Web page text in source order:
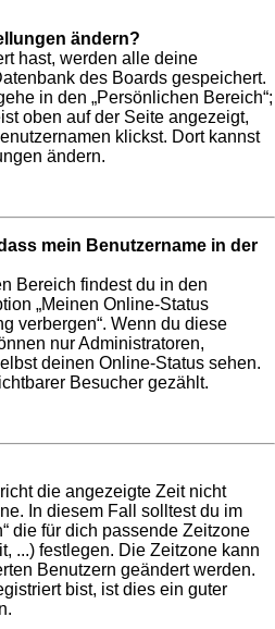
ändern?
hast, werden alle deine
des Boards gespeichert.
in den „Persönlichen Bereich“;
oben auf der Seite angezeigt,
klickst. Dort kannst
ändern.
mein Benutzername in der
Bereich findest du in den
„Meinen Online-Status
verbergen“. Wenn du diese
nur Administratoren,
deinen Online-Status sehen.
Besucher gezählt.
die angezeigte Zeit nicht
In diesem Fall solltest du im
die für dich passende Zeitzone
...) festlegen. Die Zeitzone kann
Benutzern geändert werden.
bist, ist dies ein guter